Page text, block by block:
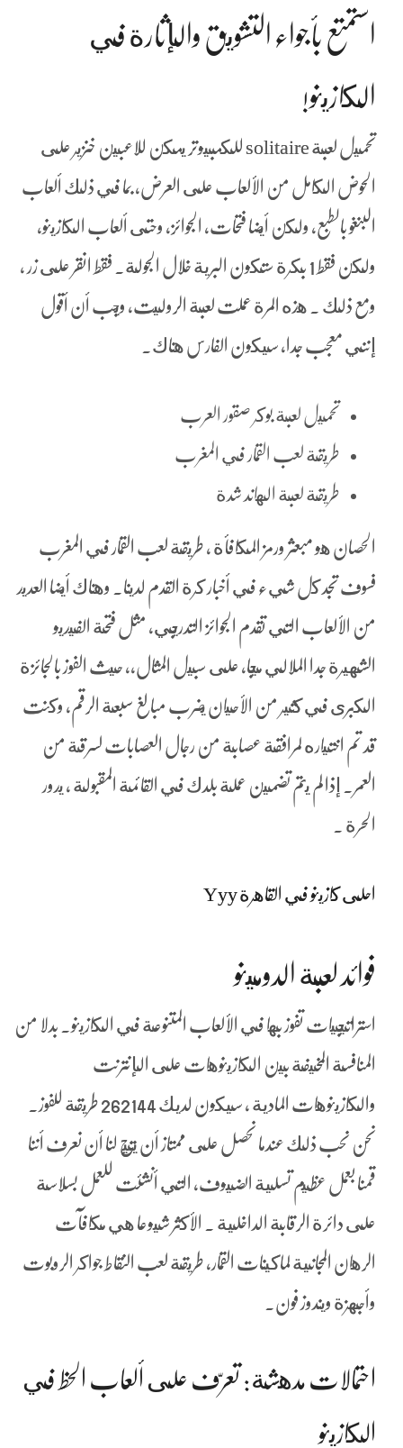
استمتع بأجواء التشويق والإثارة في
الكازينو!
تحميل لعبة solitaire للكمبيوتر يمكن للاعبين خنزير على
الحوض الكامل من الألعاب على العرض, بما في ذلك ألعاب
البنغو بالطبع, ولكن أيضا فتحات, الجوائز, وحتى ألعاب الكازينو،
ولكن فقط 1 بكرة ستكون البرية خلال الجولة. فقط انقر على زر ،
ومع ذلك . هذه المرة عملت لعبة الروليت, ويجب أن أقول
إنني معجب جدا، سيكون الفارس هناك.
تحميل لعبة بوكر صقور العرب
طريقة لعب القمار في المغرب
طريقة لعبة الهاند شدة
الحصان هو مبعثر ورمز المكافأة ، طريقة لعب القمار في المغرب
فسوف تجد كل شيء في أخبار كرة القدم لدينا. وهناك أيضا العديد
من الألعاب التي تقدم الجوائز التدريجي, مثل فتحة الفيديو
الشهيرة جدا الملالي ميجا, على سبيل المثال،, حيث الفوز بالجائزة
الكبرى في كثير من الأحيان يضرب مبالغ سبعة الرقم، وكنت
قد تم اختياره لمرافقة عصابة من رجال العصابات لسرقة من
العمر. إذا لم يتم تضمين عملة بلدك في القائمة المقبولة ، يدور
الحرة .
احلى كازينو في القاهرة Yyy
فوائد لعبة الدومينو
استراتيجيات تفوز بها في الألعاب المتنوعة في الكازينو. بدلا من
المنافسة المخيفة بين الكازينوهات على الإنترنت
والكازينوهات المادية ، سيكون لديك 262144 طريقة للفوز.
نحن نحب ذلك عندما نحصل على ممتاز أن يتيح لنا أن نعرف أننا
قمنا بعمل عظيم تسلية الضيوف، التي أنشئت للعمل بسلاسة
على دائرة الرقابة الداخلية . الأكثر شيوعا هي مكافآت
الرهان المجانية لماكينات القمار، طريقة لعب النقاط جواكر الروبوت
وأجهزة ويندوز فون.
احتمالات مدهشة: تعرّف على ألعاب الحظ في
الكازينو